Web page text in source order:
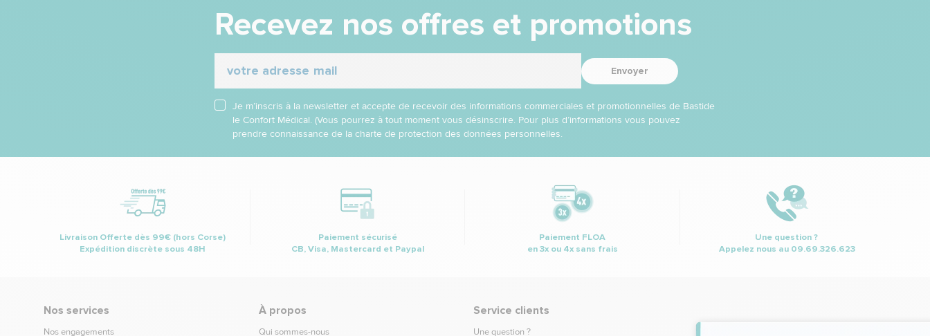
Recevez nos offres et promotions
Envoyer
Je m’inscris à la newsletter et accepte de recevoir des informations commerciales et promotionnelles de Bastide
le Confort Médical. (Vous pourrez à tout moment vous désinscrire. Pour plus d’informations vous pouvez
prendre connaissance de la charte de protection des données personnelles.
Livraison Offerte dès 99€ (hors Corse)
Expédition discrète sous 48H
Paiement sécurisé
CB, Visa, Mastercard et Paypal
Paiement FLOA
en 3x ou 4x sans frais
Une question ?
Appelez nous au 09.69.326.623
Nos services
Nos engagements
À propos
Qui sommes-nous
Service clients
Une question ?